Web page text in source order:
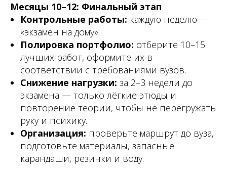
Месяцы 10–12: Финальный этап
Контрольные работы: каждую неделю —
«экзамен на дому».
Полировка портфолио: отберите 10–15
лучших работ, оформите их в
соответствии с требованиями вузов.
Снижение нагрузки: за 2–3 недели до
экзамена — только лёгкие этюды и
повторение теории, чтобы не перегружать
руку и психику.
Организация: проверьте маршрут до вуза,
подготовьте материалы, запасные
карандаши, резинки и воду.